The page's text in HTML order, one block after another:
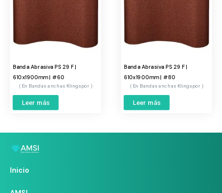
Banda Abrasiva PS 29 F |
610x1900mm | #60
Bandas anchas Klingspor
Leer más
Banda Abrasiva PS 29 F |
610x1900mm | #80
Bandas anchas Klingspor
Leer más
Inicio